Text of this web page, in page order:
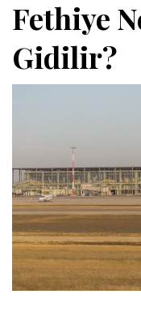
Fethiye
Gidilir?